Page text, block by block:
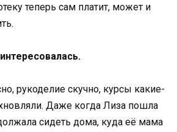
теперь сам платит, может и
рукоделие скучно, курсы какие-
Даже когда Лиза пошла
сидеть дома, куда её мама